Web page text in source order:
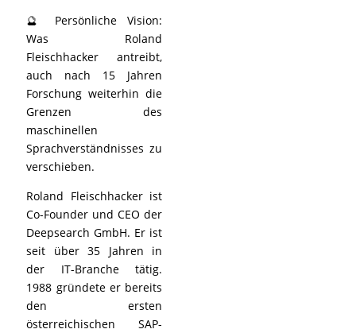
🔮 Persönliche Vision:
Was Roland
Fleischhacker antreibt,
auch nach 15 Jahren
Forschung weiterhin die
Grenzen des
maschinellen
Sprachverständnisses zu
verschieben.
Roland Fleischhacker ist
Co-Founder und CEO der
Deepsearch GmbH. Er ist
seit über 35 Jahren in
der IT-Branche tätig.
1988 gründete er bereits
den ersten
österreichischen SAP-